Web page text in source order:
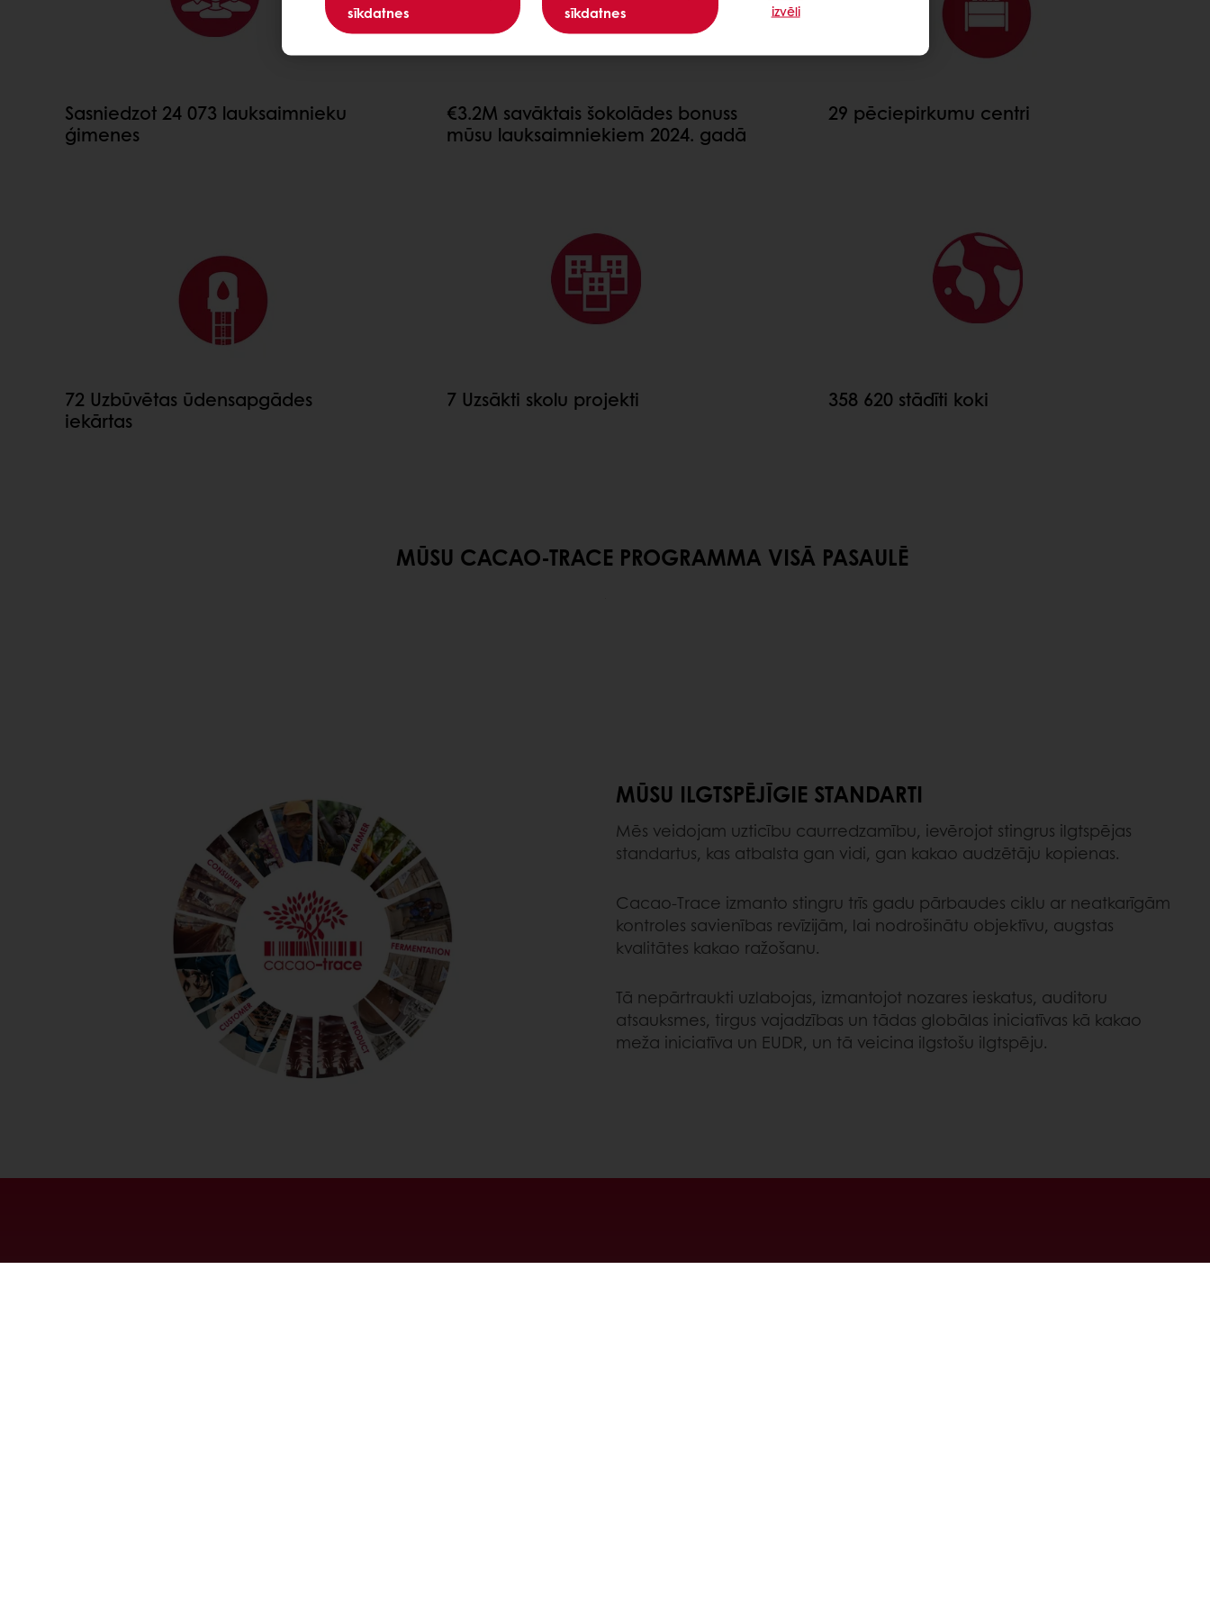
Sasniedzot 24 073 lauksaimnieku
ģimenes
€3.2M savāktais šokolādes bonuss
mūsu lauksaimniekiem 2024. gadā
29 pēciepirkumu centri
72 Uzbūvētas ūdensapgādes
iekārtas
7 Uzsākti skolu projekti 358 620 stādīti koki
MŪSU CACAO-TRACE PROGRAMMA VISĀ PASAULĒ
MŪSU ILGTSPĒJĪGIE STANDARTI
Mēs veidojam uzticību caurredzamību, ievērojot stingrus ilgtspējas
standartus, kas atbalsta gan vidi, gan kakao audzētāju kopienas.
Cacao‐Trace izmanto stingru trīs gadu pārbaudes ciklu ar neatkarīgām
kontroles savienības revīzijām, lai nodrošinātu objektīvu, augstas
kvalitātes kakao ražošanu.
Tā nepārtraukti uzlabojas, izmantojot nozares ieskatus, auditoru
atsauksmes, tirgus vajadzības un tādas globālas iniciatīvas kā kakao
meža iniciatīva un EUDR, un tā veicina ilgstošu ilgtspēju.
sīkdatnes
sīkdatnes
izvēli